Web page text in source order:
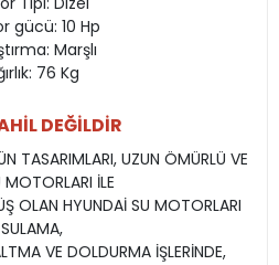
gücü: 10 Hp
Marşlı
76 Kg
DEĞİLDİR
TASARIMLARI, UZUN ÖMÜRLÜ VE
İLE
OLAN HYUNDAİ SU MOTORLARI
SULAMA,
VE DOLDURMA İŞLERİNDE,